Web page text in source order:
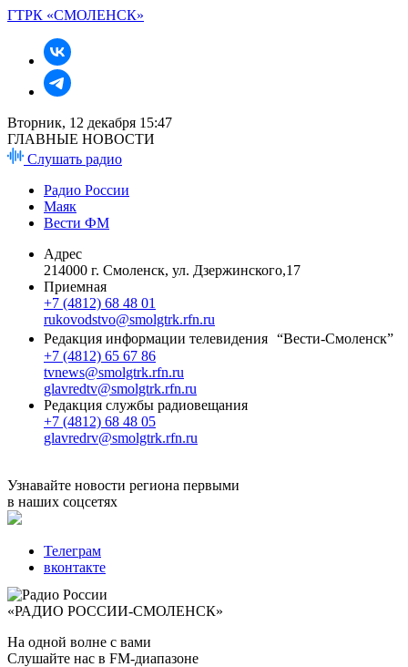
ГТРК «СМОЛЕНСК»
Вторник, 12 декабря 15:47
ГЛАВНЫЕ НОВОСТИ
Слушать радио
Радио России
Маяк
Вести ФМ
Адрес
214000 г. Смоленск, ул. Дзержинского,17
Приемная
+7 (4812) 68 48 01
rukovodstvo@smolgtrk.rfn.ru
Редакция информации телевидения “Вести-Смоленск”
+7 (4812) 65 67 86
tvnews@smolgtrk.rfn.ru
glavredtv@smolgtrk.rfn.ru
Редакция службы радиовещания
+7 (4812) 68 48 05
glavredrv@smolgtrk.rfn.ru
Узнавайте новости региона первыми
в наших соцсетях
Телеграм
вконтакте
«РАДИО РОССИИ-СМОЛЕНСК»
На одной волне с вами
Слушайте нас в FM-диапазоне